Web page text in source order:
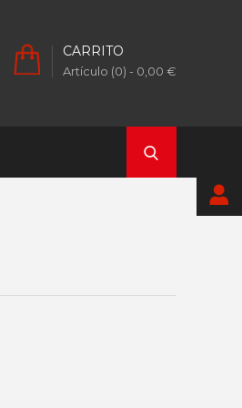
CARRITO
Artículo (0) - 0,00 €